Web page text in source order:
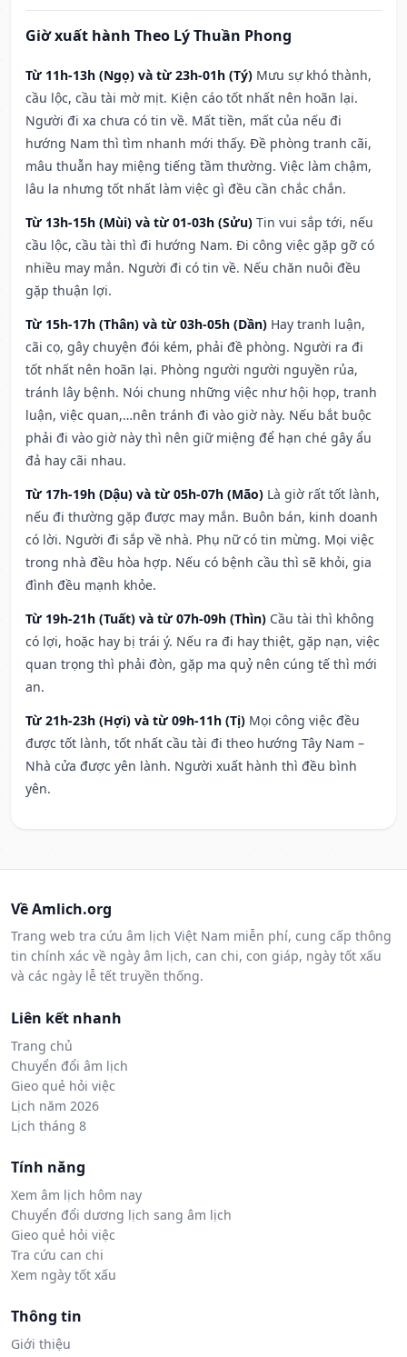
Giờ xuất hành Theo Lý Thuần Phong
Từ 11h-13h (Ngọ) và từ 23h-01h (Tý) Mưu sự khó thành,
cầu lộc, cầu tài mờ mịt. Kiện cáo tốt nhất nên hoãn lại.
Người đi xa chưa có tin về. Mất tiền, mất của nếu đi
hướng Nam thì tìm nhanh mới thấy. Đề phòng tranh cãi,
mâu thuẫn hay miệng tiếng tầm thường. Việc làm chậm,
lâu la nhưng tốt nhất làm việc gì đều cần chắc chắn.
Từ 13h-15h (Mùi) và từ 01-03h (Sửu) Tin vui sắp tới, nếu
cầu lộc, cầu tài thì đi hướng Nam. Đi công việc gặp gỡ có
nhiều may mắn. Người đi có tin về. Nếu chăn nuôi đều
gặp thuận lợi.
Từ 15h-17h (Thân) và từ 03h-05h (Dần) Hay tranh luận,
cãi cọ, gây chuyện đói kém, phải đề phòng. Người ra đi
tốt nhất nên hoãn lại. Phòng người người nguyền rủa,
tránh lây bệnh. Nói chung những việc như hội họp, tranh
luận, việc quan,…nên tránh đi vào giờ này. Nếu bắt buộc
phải đi vào giờ này thì nên giữ miệng để hạn ché gây ẩu
đả hay cãi nhau.
Từ 17h-19h (Dậu) và từ 05h-07h (Mão) Là giờ rất tốt lành,
nếu đi thường gặp được may mắn. Buôn bán, kinh doanh
có lời. Người đi sắp về nhà. Phụ nữ có tin mừng. Mọi việc
trong nhà đều hòa hợp. Nếu có bệnh cầu thì sẽ khỏi, gia
đình đều mạnh khỏe.
Từ 19h-21h (Tuất) và từ 07h-09h (Thìn) Cầu tài thì không
có lợi, hoặc hay bị trái ý. Nếu ra đi hay thiệt, gặp nạn, việc
quan trọng thì phải đòn, gặp ma quỷ nên cúng tế thì mới
an.
Từ 21h-23h (Hợi) và từ 09h-11h (Tị) Mọi công việc đều
được tốt lành, tốt nhất cầu tài đi theo hướng Tây Nam –
Nhà cửa được yên lành. Người xuất hành thì đều bình
yên.
Về Amlich.org
Trang web tra cứu âm lịch Việt Nam miễn phí, cung cấp thông
tin chính xác về ngày âm lịch, can chi, con giáp, ngày tốt xấu
và các ngày lễ tết truyền thống.
Liên kết nhanh
Trang chủ
Chuyển đổi âm lịch
Gieo quẻ hỏi việc
Lịch năm 2026
Lịch tháng 8
Tính năng
Xem âm lịch hôm nay
Chuyển đổi dương lịch sang âm lịch
Gieo quẻ hỏi việc
Tra cứu can chi
Xem ngày tốt xấu
Thông tin
Giới thiệu